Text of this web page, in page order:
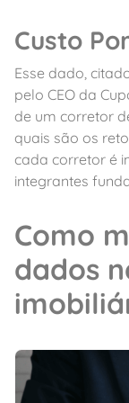
Custo
Esse dado,
pelo CEO da
de um corretor
quais são os
cada corretor é
integrantes
Como
dados